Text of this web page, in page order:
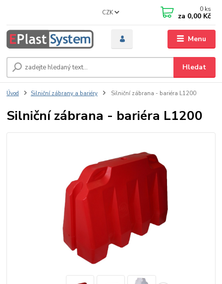
Menu
CZK
Hledat
0 ks
za 0,00 Kč
Úvod Silniční zábrany a bariéry Silniční zábrana - bariéra L1200
Silniční zábrana - bariéra L1200